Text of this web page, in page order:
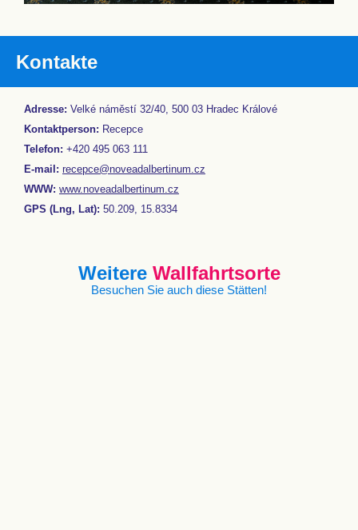
Kontakte
Adresse: Velké náměstí 32/40, 500 03 Hradec Králové
Kontaktperson: Recepce
Telefon: +420 495 063 111
E-mail: recepce@noveadalbertinum.cz
WWW: www.noveadalbertinum.cz
GPS (Lng, Lat): 50.209, 15.8334
Weitere Wallfahrtsorte
Besuchen Sie auch diese Stätten!